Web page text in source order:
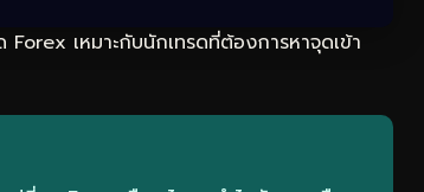
Forex เหมาะกับนักเทรดที่ต้องการหาจุดเข้า